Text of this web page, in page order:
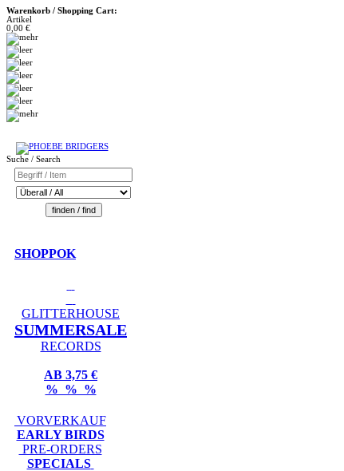
Warenkorb / Shopping Cart:
Artikel
0,00 €
Suche / Search
SHOPPOK
GLITTERHOUSE
SUMMERSALE
RECORDS
AB 3,75 €
% % %
VORVERKAUF
EARLY BIRDS
PRE-ORDERS
SPECIALS